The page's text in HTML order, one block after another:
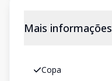
Mais informações
Copa